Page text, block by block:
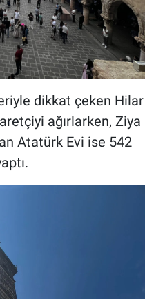
dikkat çeken Hilar
ağırlarken, Ziya
Atatürk Evi ise 542